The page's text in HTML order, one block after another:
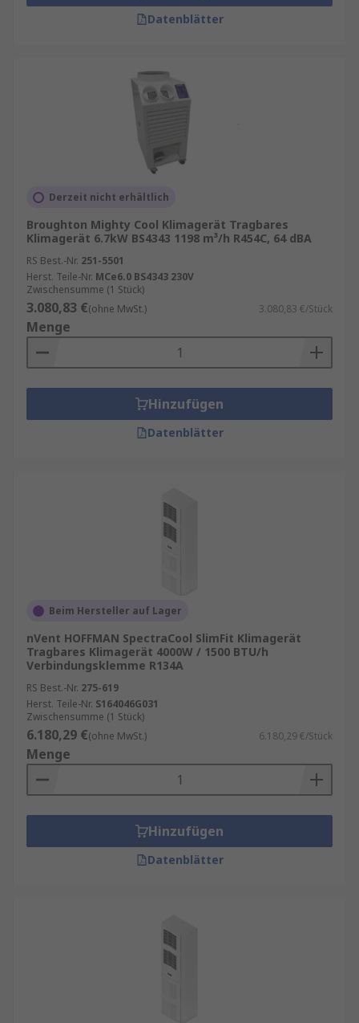
Datenblätter
Derzeit nicht erhältlich
Broughton Mighty Cool Klimagerät Tragbares
Klimagerät 6.7kW BS4343 1198 m³/h R454C, 64 dBA
RS Best.-Nr. 251-5501
Herst. Teile-Nr. MCe6.0 BS4343 230V
Zwischensumme (1 Stück)
3.080,83 €(ohne MwSt.) 3.080,83 €/Stück
Menge
Hinzufügen
Datenblätter
Beim Hersteller auf Lager
nVent HOFFMAN SpectraCool SlimFit Klimagerät
Tragbares Klimagerät 4000W / 1500 BTU/h
Verbindungsklemme R134A
RS Best.-Nr. 275-619
Herst. Teile-Nr. S164046G031
Zwischensumme (1 Stück)
6.180,29 €(ohne MwSt.) 6.180,29 €/Stück
Menge
Hinzufügen
Datenblätter